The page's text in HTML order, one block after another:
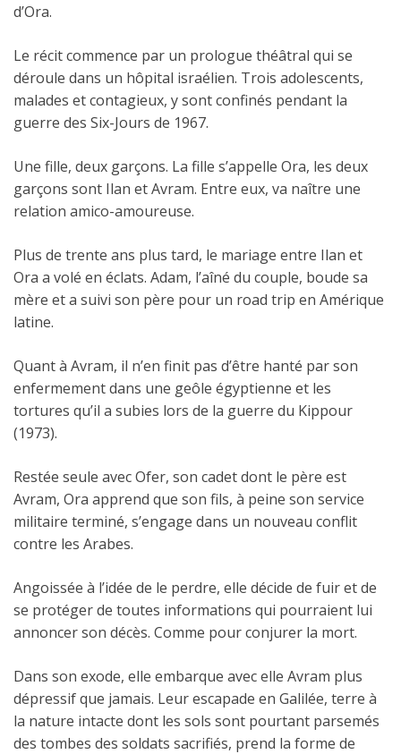
d’Ora.
Le récit commence par un prologue théâtral qui se
déroule dans un hôpital israélien. Trois adolescents,
malades et contagieux, y sont confinés pendant la
guerre des Six-Jours de 1967.
Une fille, deux garçons. La fille s’appelle Ora, les deux
garçons sont Ilan et Avram. Entre eux, va naître une
relation amico-amoureuse.
Plus de trente ans plus tard, le mariage entre Ilan et
Ora a volé en éclats. Adam, l’aîné du couple, boude sa
mère et a suivi son père pour un road trip en Amérique
latine.
Quant à Avram, il n’en finit pas d’être hanté par son
enfermement dans une geôle égyptienne et les
tortures qu’il a subies lors de la guerre du Kippour
(1973).
Restée seule avec Ofer, son cadet dont le père est
Avram, Ora apprend que son fils, à peine son service
militaire terminé, s’engage dans un nouveau conflit
contre les Arabes.
Angoissée à l’idée de le perdre, elle décide de fuir et de
se protéger de toutes informations qui pourraient lui
annoncer son décès. Comme pour conjurer la mort.
Dans son exode, elle embarque avec elle Avram plus
dépressif que jamais. Leur escapade en Galilée, terre à
la nature intacte dont les sols sont pourtant parsemés
des tombes des soldats sacrifiés, prend la forme de